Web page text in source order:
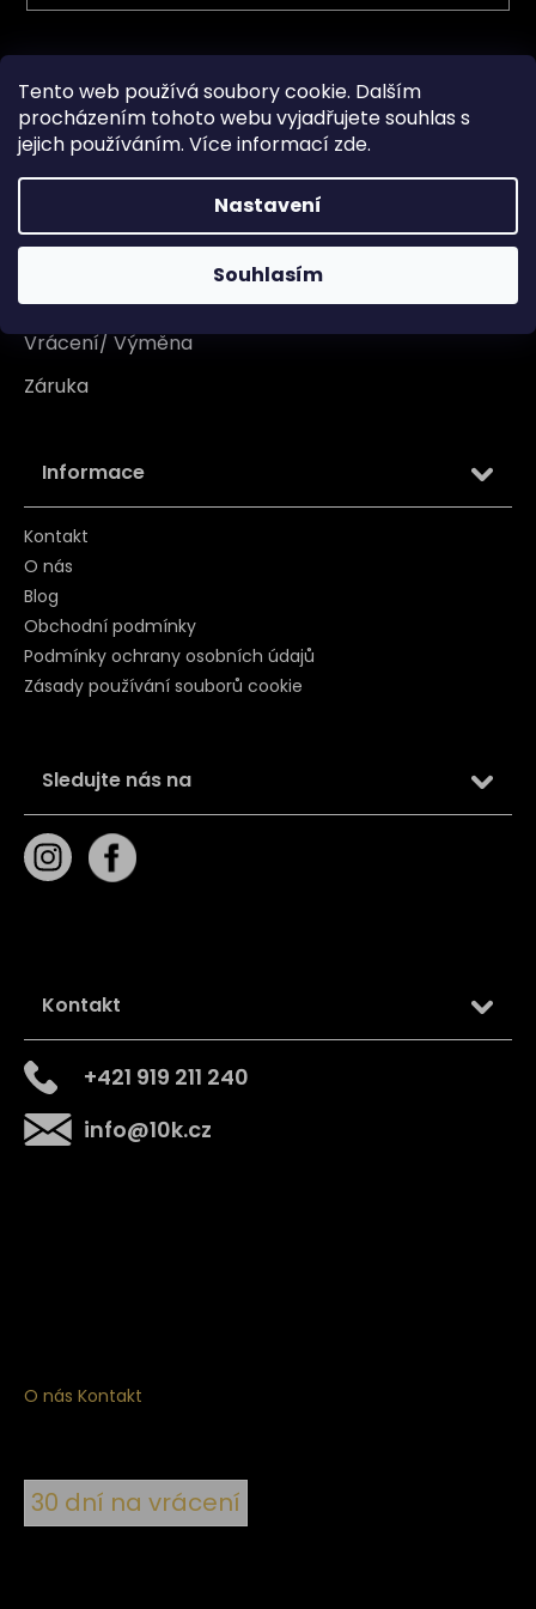
Tento web používá soubory cookie. Dalším
procházením tohoto webu vyjadřujete souhlas s
jejich používáním. Více informací zde.
Nastavení
Souhlasím
Vše o nákupu
Doprava
Garance originality
Tabulka velikosti
Vrácení/ Výměna
Záruka
Informace
Kontakt
O nás
Blog
Obchodní podmínky
Podmínky ochrany osobních údajů
Zásady používání souborů cookie
Sledujte nás na
Kontakt
info@10k.cz
+421 919 211 240
O nás Kontakt
30 dní na vrácení